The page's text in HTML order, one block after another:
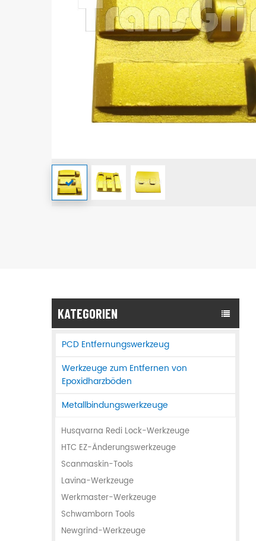
KATEGORIEN
PCD Entfernungswerkzeug
Werkzeuge zum Entfernen von
Epoxidharzböden
Metallbindungswerkzeuge
Husqvarna Redi Lock-Werkzeuge
HTC EZ-Änderungswerkzeuge
Scanmaskin-Tools
Lavina-Werkzeuge
Werkmaster-Werkzeuge
Schwamborn Tools
Newgrind-Werkzeuge